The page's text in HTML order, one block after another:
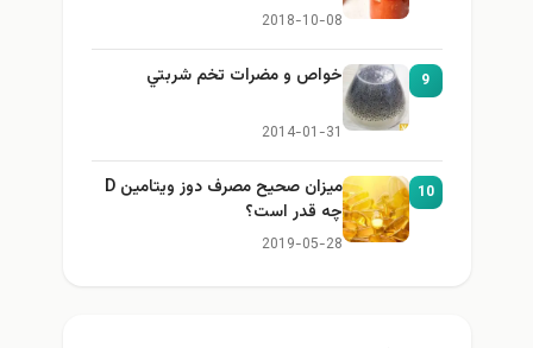
2018-10-08
9 خواص و مضرات تخم شربتي
2014-01-31
10
میزان صحیح مصرف دوز ویتامین D
چه قدر است؟
2019-05-28